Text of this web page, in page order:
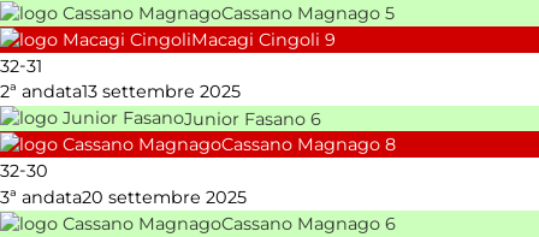
Cassano Magnago 5
Macagi Cingoli 9
32-31
2ª andata13 settembre 2025
Junior Fasano 6
Cassano Magnago 8
32-30
3ª andata20 settembre 2025
Cassano Magnago 6